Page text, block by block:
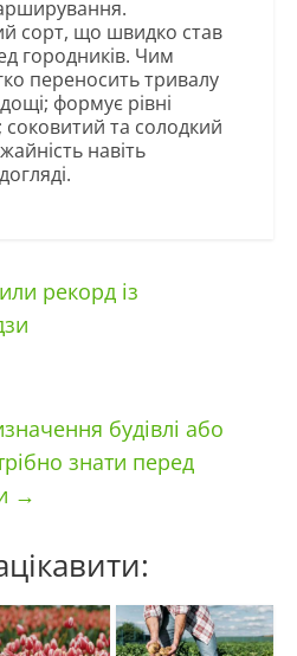
сорт, що швидко став
городників. Чим
переносить тривалу
формує рівні
соковитий та солодкий
навіть
рекорд із
будівлі або
знати перед
→